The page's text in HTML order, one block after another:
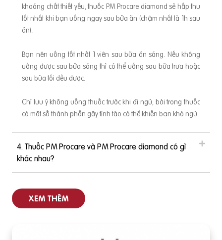
khoáng chất thiết yếu, thuốc PM Procare diamond sẽ hấp thu
tốt nhất khi bạn uống ngay sau bữa ăn (chậm nhất là 1h sau
ăn).
Bạn nên uống tốt nhất 1 viên sau bữa ăn sáng. Nếu không
uống được sau bữa sáng thì có thể uống sau bữa trưa hoặc
sau bữa tối đều được.
Chỉ lưu ý không uống thuốc trước khi đi ngủ, bởi trong thuốc
có một số thành phần gây tỉnh táo có thể khiến bạn khó ngủ.
4. Thuốc PM Procare và PM Procare diamond có gì
khác nhau?
XEM THÊM